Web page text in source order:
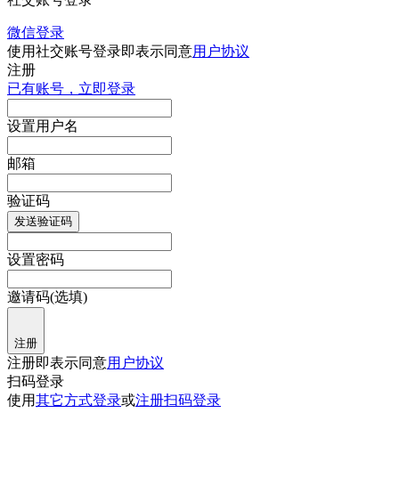
微信登录
使用社交账号登录即表示同意用户协议
注册
已有账号，立即登录
设置用户名
邮箱
验证码
发送验证码
设置密码
邀请码(选填)
注册
注册即表示同意用户协议
扫码登录
使用其它方式登录或注册扫码登录